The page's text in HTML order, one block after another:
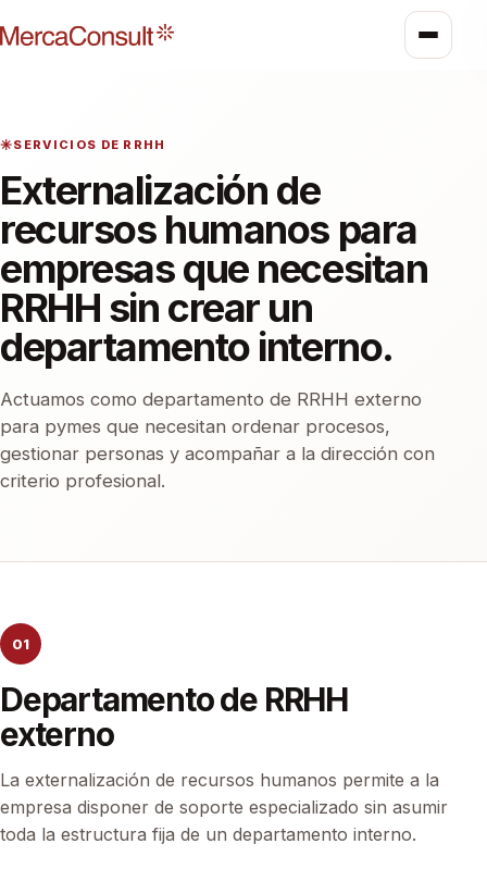
SERVICIOS DE RRHH
Externalización de
recursos humanos para
empresas que necesitan
RRHH sin crear un
departamento interno.
Actuamos como departamento de RRHH externo
para pymes que necesitan ordenar procesos,
gestionar personas y acompañar a la dirección con
criterio profesional.
01
Departamento de RRHH
externo
La externalización de recursos humanos permite a la
empresa disponer de soporte especializado sin asumir
toda la estructura fija de un departamento interno.